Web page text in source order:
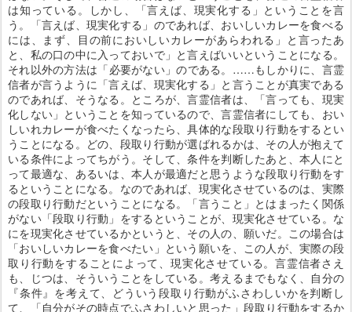
は知っている。しかし、「言えば、現実化する」ということを言
う。「言えば、現実化する」のであれば、おいしいカレーを食べる
には、まず、目の前においしいカレーがあらわれる」と言ったあ
と、私の口の中に入っておいで」と言えばいいということになる。
それ以外の方法は「必要がない」のである。……もしかりに、言霊
信者が言うように「言えば、現実化する」と言うことが真実である
のであれば、そうなる。ところが、言霊信者は、「言っても、現実
化しない」ということを知っているので、言霊信者にしても、おい
しいれカレーが食べたくなったら、具体的な段取り行動をするとい
うことになる。どの、段取り行動が選ばれるかは、その人が抱えて
いる条件によってちがう。そして、条件を判断したあと、本人にと
って最適な、あるいは、本人が最適だと思うような段取り行動をす
るということになる。なのであれば、現実化させているのは、実際
の段取り行動だということになる。「言うこと」とはまったく関係
がない「段取り行動」をするということが、現実化させている。な
にを現実化させているかというと、その人の、願いだ。この場合は
「おいしいカレーを食べたい」という願いを、この人が、実際の段
取り行動をすることによって、現実化させている。言霊信者さえ
も、じつは、そういうことをしている。考えるまでもなく、自分の
『条件』を考えて、どういう段取り行動がふさわしいかを判断し
て、「自分がその時点でふさわしいと思った」段取り行動をするか